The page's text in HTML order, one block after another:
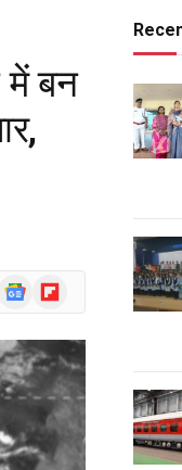
में बन
GoogleFlipboard